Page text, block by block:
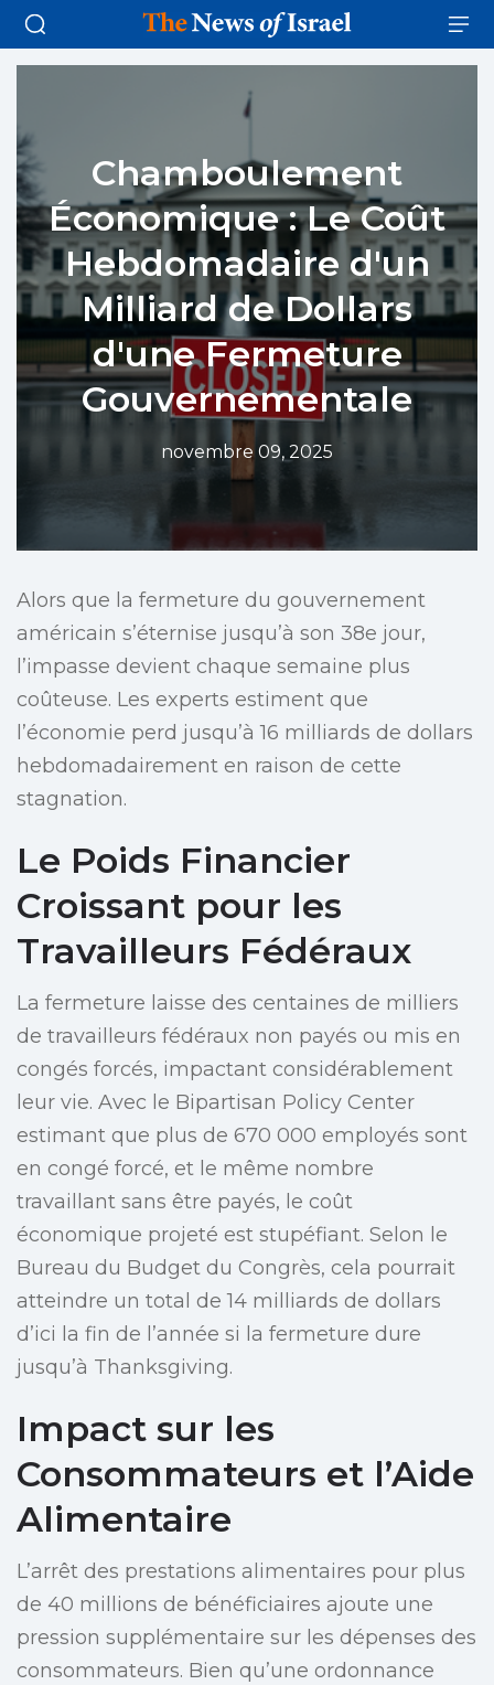
Chamboulement
Économique : Le Coût
Hebdomadaire d'un
Milliard de Dollars
d'une Fermeture
Gouvernementale
novembre 09, 2025
Alors que la fermeture du gouvernement
américain s’éternise jusqu’à son 38e jour,
l’impasse devient chaque semaine plus
coûteuse. Les experts estiment que
l’économie perd jusqu’à 16 milliards de dollars
hebdomadairement en raison de cette
stagnation.
Le Poids Financier
Croissant pour les
Travailleurs Fédéraux
La fermeture laisse des centaines de milliers
de travailleurs fédéraux non payés ou mis en
congés forcés, impactant considérablement
leur vie. Avec le Bipartisan Policy Center
estimant que plus de 670 000 employés sont
en congé forcé, et le même nombre
travaillant sans être payés, le coût
économique projeté est stupéfiant. Selon le
Bureau du Budget du Congrès, cela pourrait
atteindre un total de 14 milliards de dollars
d’ici la fin de l’année si la fermeture dure
jusqu’à Thanksgiving.
Impact sur les
Consommateurs et l’Aide
Alimentaire
L’arrêt des prestations alimentaires pour plus
de 40 millions de bénéficiaires ajoute une
pression supplémentaire sur les dépenses des
consommateurs. Bien qu’une ordonnance